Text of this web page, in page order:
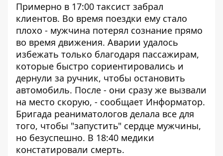
Примерно в 17:00 таксист забрал
клиентов. Во время поездки ему стало
плохо - мужчина потерял сознание прямо
во время движения. Аварии удалось
избежать только благодаря пассажирам,
которые быстро сориентировались и
дернули за ручник, чтобы остановить
автомобиль. После - они сразу же вызвали
на место скорую, - сообщает Информатор.
Бригада реаниматологов делала все для
того, чтобы "запустить" сердце мужчины,
но безуспешно. В 18:40 медики
констатировали смерть.